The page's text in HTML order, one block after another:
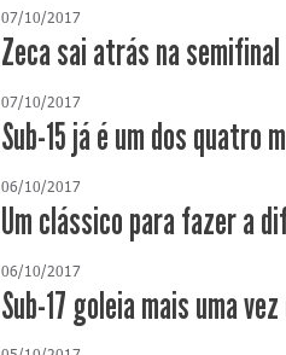
07/10/2017
Zeca sai atrás na semifinal
07/10/2017
Sub-15 já é um dos quatro
06/10/2017
Um clássico para fazer a
06/10/2017
Sub-17 goleia mais uma